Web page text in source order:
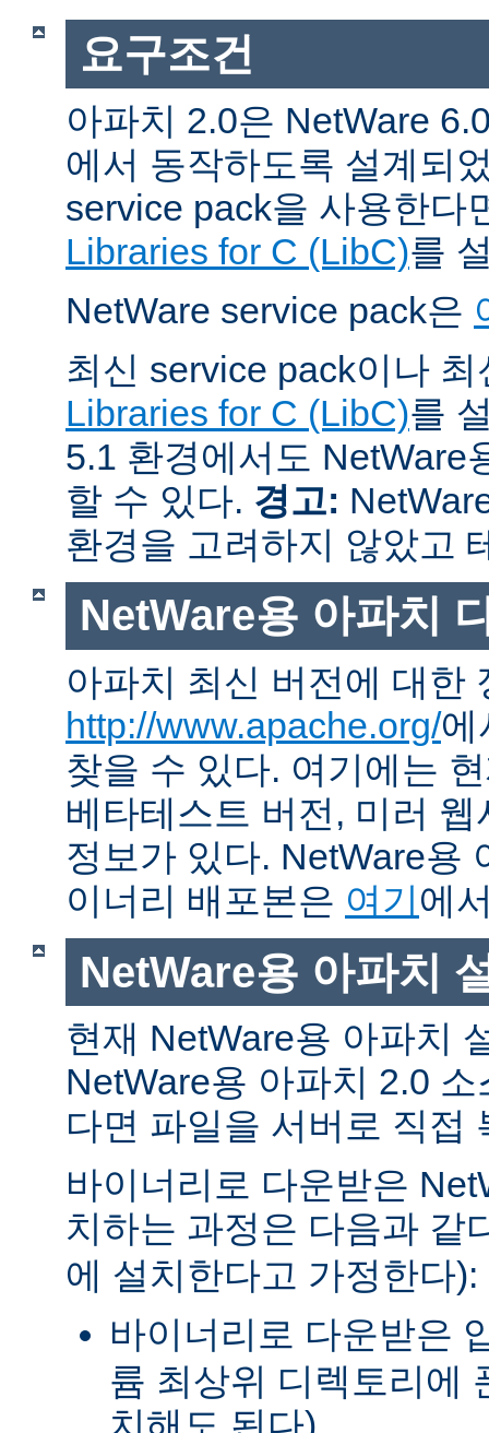
요구조건
아파치 2.0은 NetWare
에서 동작하도록 설계되
service pack을 사용한다
Libraries for C (LibC)를
NetWare service pack은
최신 service pack이나
Libraries for C (LibC)를
5.1 환경에서도 NetWare
할 수 있다. 경고:
환경을 고려하지 않았고
NetWare용 아파치
아파치 최신 버전에 대한
http://www.apache.org/에
찾을 수 있다. 여기에는
베타테스트 버전, 미러
정보가 있다. NetWare용
이너리 배포본은 여기에
NetWare용 아파치
현재 NetWare용 아파치
NetWare용 아파치 2.0
다면 파일을 서버로 직접
바이너리로 다운받은
치하는 과정은 다음과 같
에 설치한다고 가정한다):
바이너리로 다운받은
륨 최상위 디렉토리에